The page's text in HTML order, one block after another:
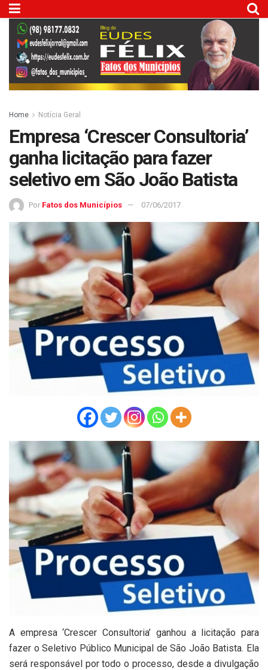
Home Notícia Geral
Empresa ‘Crescer Consultoria’
ganha licitação para fazer
seletivo em São João Batista
Por Fatos dos Municípios 07/06/2017
A empresa ‘Crescer Consultoria’ ganhou a licitação para
fazer o Seletivo Público Municipal de São João Batista. Ela
será responsável por todo o processo, desde a divulgação